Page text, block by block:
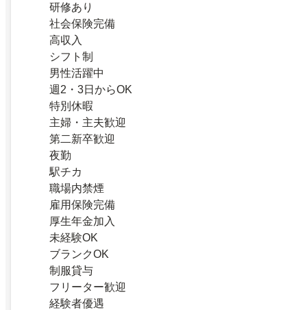
研修あり
社会保険完備
高収入
シフト制
男性活躍中
週2・3日からOK
特別休暇
主婦・主夫歓迎
第二新卒歓迎
夜勤
駅チカ
職場内禁煙
雇用保険完備
厚生年金加入
未経験OK
ブランクOK
制服貸与
フリーター歓迎
経験者優遇